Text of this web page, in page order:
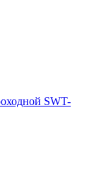
SWT-